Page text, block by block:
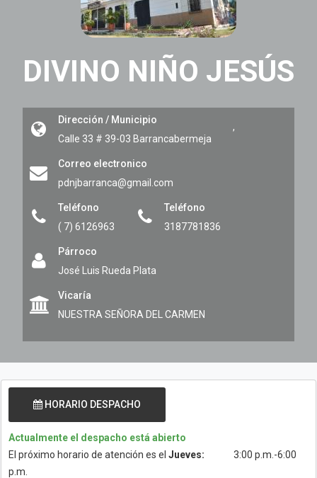
DIVINO NIÑO JESÚS
Dirección / Municipio
Calle 33 # 39-03 Barrancabermeja
Correo electronico
pdnjbarranca@gmail.com
Teléfono
( 7) 6126963
,
Teléfono
3187781836
Párroco
José Luis Rueda Plata
Vicaría
NUESTRA SEÑORA DEL CARMEN
HORARIO DESPACHO
Actualmente el despacho está abierto
El próximo horario de atención es el Jueves:
3:00 p.m.-6:00
p.m.